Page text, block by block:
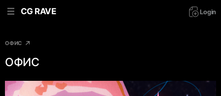
CG RAVE Login
ОФИС
ОФИС